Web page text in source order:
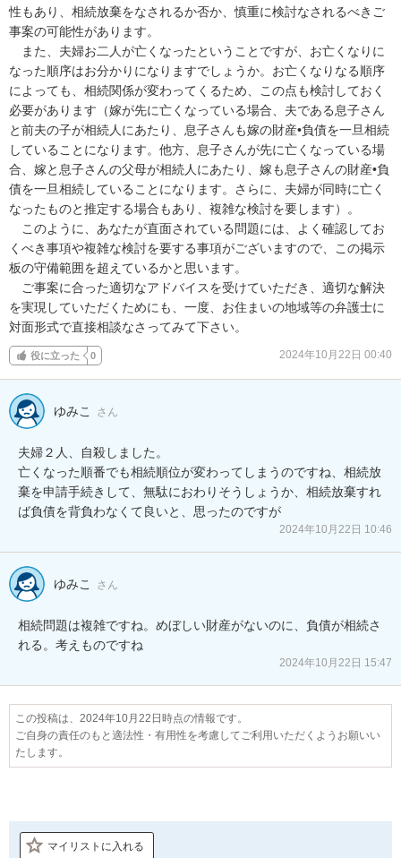
性もあり、相続放棄をなされるか否か、慎重に検討なされるべきご
事案の可能性があります。
また、夫婦お二人が亡くなったということですが、お亡くなりに
なった順序はお分かりになりますでしょうか。お亡くなりなる順序
によっても、相続関係が変わってくるため、この点も検討しておく
必要があります（嫁が先に亡くなっている場合、夫である息子さん
と前夫の子が相続人にあたり、息子さんも嫁の財産•負債を一旦相続
していることになります。他方、息子さんが先に亡くなっている場
合、嫁と息子さんの父母が相続人にあたり、嫁も息子さんの財産•負
債を一旦相続していることになります。さらに、夫婦が同時に亡く
なったものと推定する場合もあり、複雑な検討を要します）。
このように、あなたが直面されている問題には、よく確認してお
くべき事項や複雑な検討を要する事項がございますので、この掲示
板の守備範囲を超えているかと思います。
ご事案に合った適切なアドバイスを受けていただき、適切な解決
を実現していただくためにも、一度、お住まいの地域等の弁護士に
対面形式で直接相談なさってみて下さい。
役に立った 0 2024年10月22日 00:40
ゆみこ さん
夫婦２人、自殺しました。
亡くなった順番でも相続順位が変わってしまうのですね、相続放
棄を申請手続きして、無駄におわりそうしょうか、相続放棄すれ
ば負債を背負わなくて良いと、思ったのですが
2024年10月22日 10:46
ゆみこ さん
相続問題は複雑ですね。めぼしい財産がないのに、負債が相続さ
れる。考えものですね
2024年10月22日 15:47
この投稿は、2024年10月22日時点の情報です。
ご自身の責任のもと適法性・有用性を考慮してご利用いただくようお願いい
たします。
マイリストに入れる